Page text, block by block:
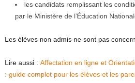
les candidats remplissant les
par le Ministère de l’Éducation
Les élèves non admis ne sont pas
Lire aussi : Affectation en ligne et
: guide complet pour les élèves et les